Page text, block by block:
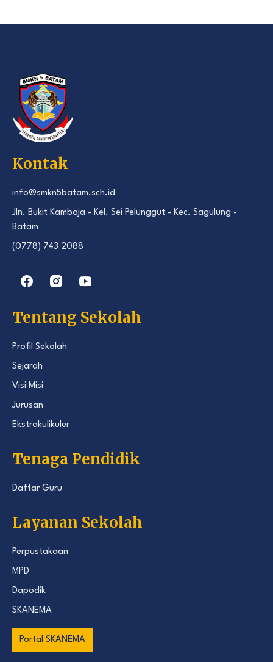
Kontak
info@smkn5batam.sch.id
Jln. Bukit Kamboja - Kel. Sei Pelunggut - Kec. Sagulung -
Batam
(0778) 743 2088
Tentang Sekolah
Profil Sekolah
Sejarah
Visi Misi
Jurusan
Ekstrakulikuler
Tenaga Pendidik
Daftar Guru
Layanan Sekolah
Perpustakaan
MPD
Dapodik
SKANEMA
Portal SKANEMA